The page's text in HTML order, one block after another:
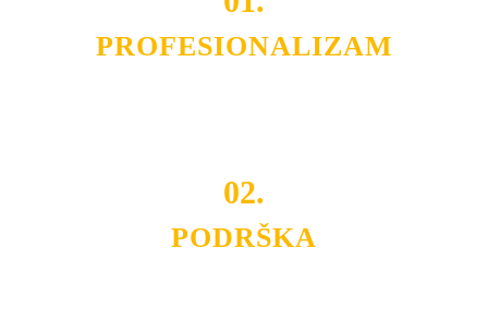
PROFESIONALIZAM
02.
PODRŠKA